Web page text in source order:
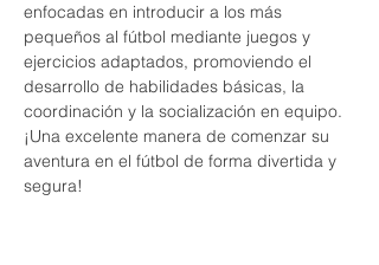
enfocadas en introducir a los más
pequeños al fútbol mediante juegos y
ejercicios adaptados, promoviendo el
desarrollo de habilidades básicas, la
coordinación y la socialización en equipo.
¡Una excelente manera de comenzar su
aventura en el fútbol de forma divertida y
segura!